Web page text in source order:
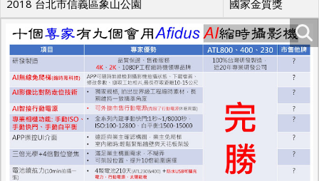
2018 台北市信義區象山公園
國家金質獎